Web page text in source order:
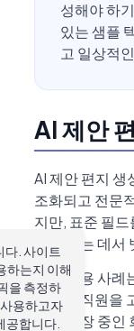
성해야 하
있는 샘플
고 일상적
AI 제안
AI 제안 편지 생
조화되고 전문
지만, 표준 필
고 애쓰는 데
실제 사용 사례
명의 정직원을
하는 성장 중
다. 사이트
하는지 이해
을 측정하
용하고자
공합니다.